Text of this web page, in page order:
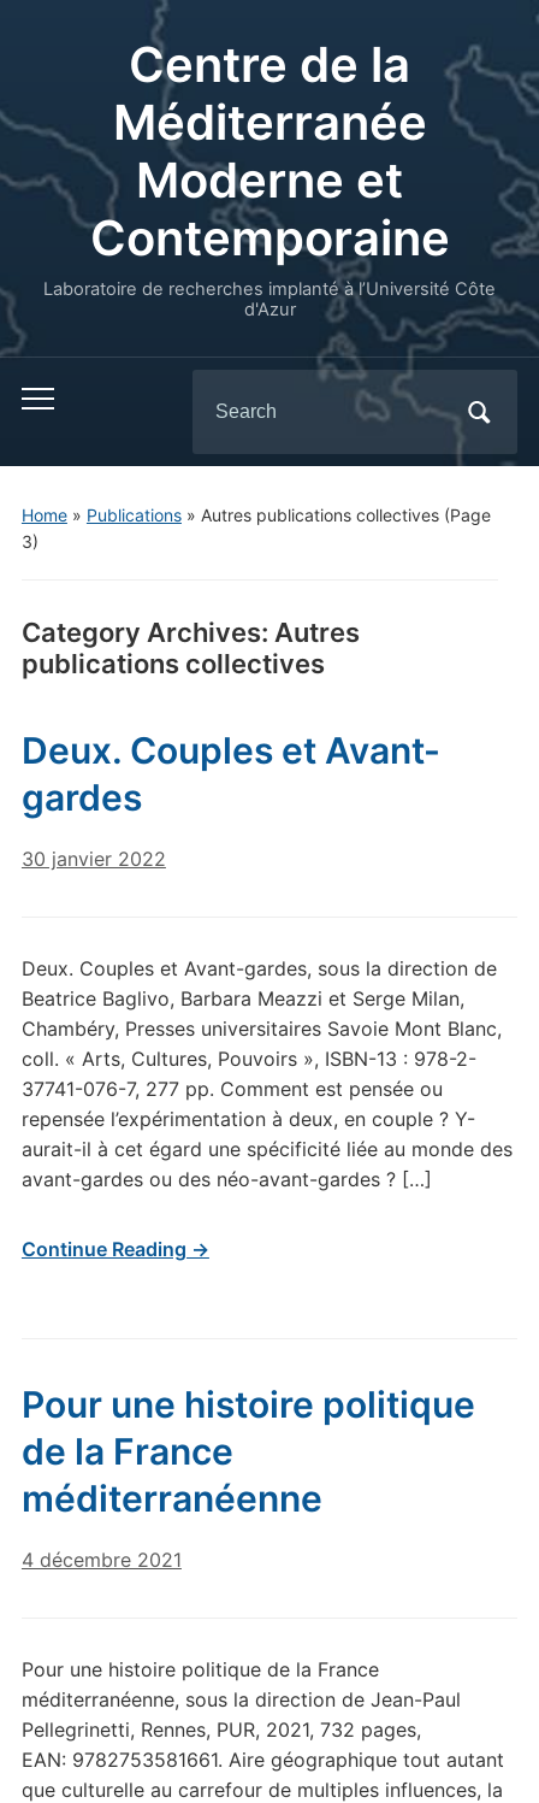
Centre de la
Méditerranée
Moderne et
Contemporaine
Laboratoire de recherches implanté à l’Université Côte
d'Azur
for:
Home» Publications» Autres publications collectives(Page
3)
Category Archives: Autres
publications collectives
Deux. Couples et Avant-
gardes
30 janvier 2022
Deux. Couples et Avant-gardes, sous la direction de
Beatrice Baglivo, Barbara Meazzi et Serge Milan,
Chambéry, Presses universitaires Savoie Mont Blanc,
coll. « Arts, Cultures, Pouvoirs », ISBN-13 : 978-2-
37741-076-7, 277 pp. Comment est pensée ou
repensée l’expérimentation à deux, en couple ? Y-
aurait-il à cet égard une spécificité liée au monde des
avant-gardes ou des néo-avant-gardes ? […]
Continue Reading →
Pour une histoire politique
de la France
méditerranéenne
4 décembre 2021
Pour une histoire politique de la France
méditerranéenne, sous la direction de Jean-Paul
Pellegrinetti, Rennes, PUR, 2021, 732 pages,
EAN: 9782753581661. Aire géographique tout autant
que culturelle au carrefour de multiples influences, la